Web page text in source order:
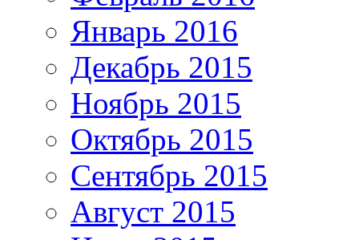
Январь 2016
Декабрь 2015
Ноябрь 2015
Октябрь 2015
Сентябрь 2015
Август 2015